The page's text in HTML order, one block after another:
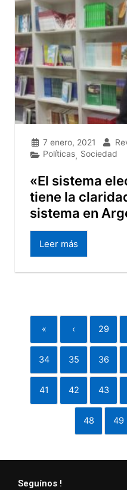
7 enero, 2021
Políticas, Sociedad
«El sistema
tiene la
sistema en
Leer más
« ‹ 29
34 35 36
41 42 43
48 49
Seguínos !